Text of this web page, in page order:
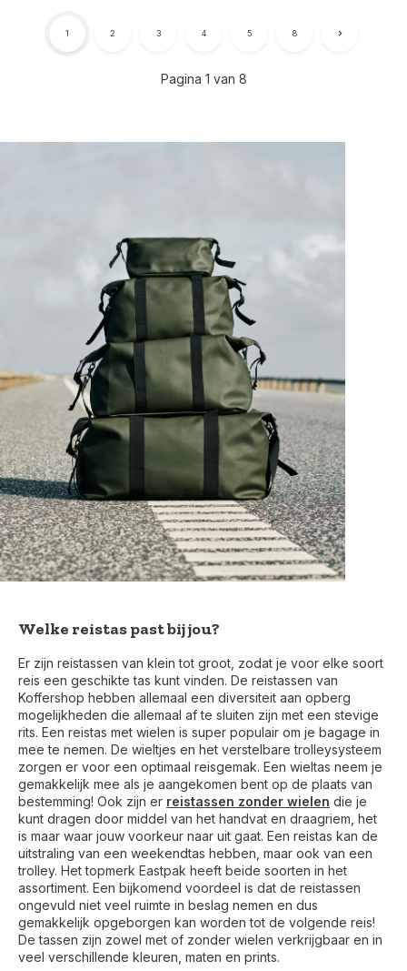
Pagina 1 van 8
1 2 3 4 5 8
Welke reistas past bij jou?
Er zijn reistassen van klein tot groot, zodat je voor elke soort
reis een geschikte tas kunt vinden. De reistassen van
Koffershop hebben allemaal een diversiteit aan opberg
mogelijkheden die allemaal af te sluiten zijn met een stevige
rits. Een reistas met wielen is super populair om je bagage in
mee te nemen. De wieltjes en het verstelbare trolleysysteem
zorgen er voor een optimaal reisgemak. Een wieltas neem je
gemakkelijk mee als je aangekomen bent op de plaats van
bestemming! Ook zijn er reistassen zonder wielen die je
kunt dragen door middel van het handvat en draagriem, het
is maar waar jouw voorkeur naar uit gaat. Een reistas kan de
uitstraling van een weekendtas hebben, maar ook van een
trolley. Het topmerk Eastpak heeft beide soorten in het
assortiment. Een bijkomend voordeel is dat de reistassen
ongevuld niet veel ruimte in beslag nemen en dus
gemakkelijk opgeborgen kan worden tot de volgende reis!
De tassen zijn zowel met of zonder wielen verkrijgbaar en in
veel verschillende kleuren, maten en prints.